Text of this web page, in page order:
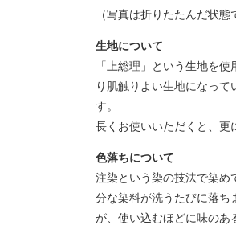
（写真は折りたたんだ状
生地について
「上総理」という生地を
り肌触りよい生地になっ
す。
長くお使いいただくと、更
色落ちについて
注染という染の技法で染め
分な染料が洗うたびに落ち
が、使い込むほどに味のあ